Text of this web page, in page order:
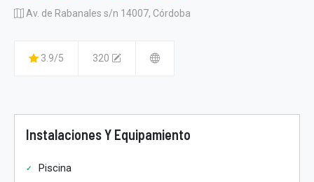
Av. de Rabanales s/n 14007, Córdoba
3.9/5 320
Instalaciones Y Equipamiento
Piscina